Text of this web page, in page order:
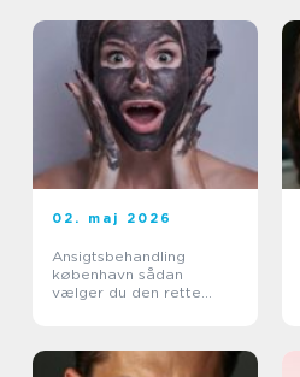
02. maj 2026
Ansigtsbehandling
københavn sådan
vælger du den rette